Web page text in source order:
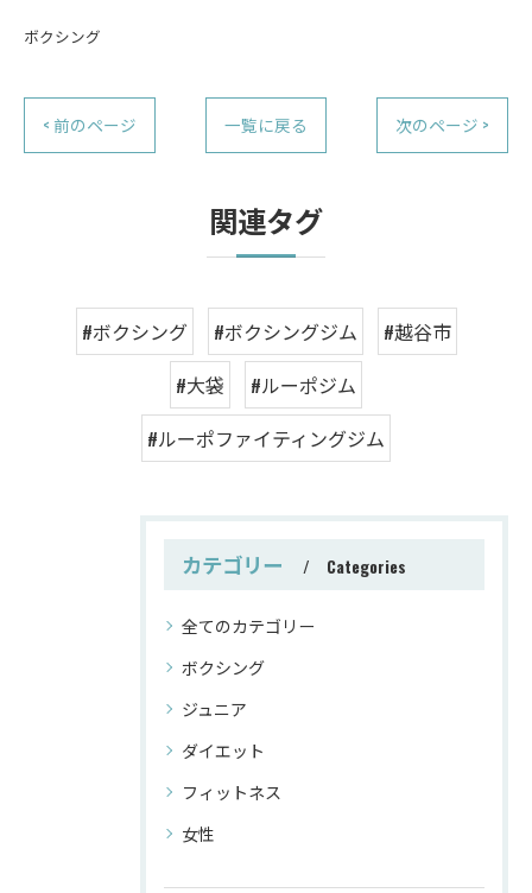
ボクシング
< 前のページ 一覧に戻る 次のページ >
関連タグ
#ボクシング #ボクシングジム
#越谷市
#大袋
#ルーポジム
#ルーポファイティングジム
カテゴリー Categories
全てのカテゴリー
ボクシング
ジュニア
ダイエット
フィットネス
女性